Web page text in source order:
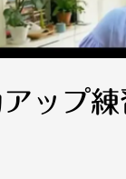
ップ練